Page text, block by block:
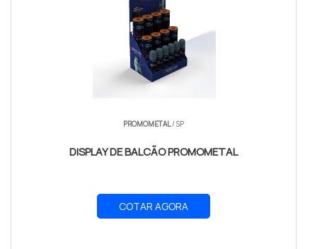
PROMOMETAL/ SP
DISPLAY DE BALCÃO PROMOMETAL
COTAR AGORA